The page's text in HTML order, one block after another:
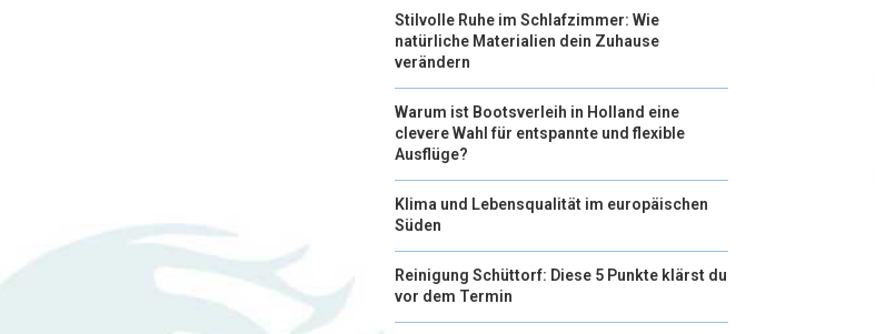
Stilvolle Ruhe im Schlafzimmer: Wie
natürliche Materialien dein Zuhause
verändern
Warum ist Bootsverleih in Holland eine
clevere Wahl für entspannte und flexible
Ausflüge?
Klima und Lebensqualität im europäischen
Süden
Reinigung Schüttorf: Diese 5 Punkte klärst du
vor dem Termin